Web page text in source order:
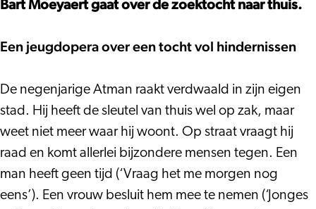
Reisopera
en
Reisopera
Bart Moeyaert gaat over de zoektocht naar thuis.
Een jeugdopera over een tocht vol hindernissen
De negenjarige Atman raakt verdwaald in zijn eigen
stad. Hij heeft de sleutel van thuis wel op zak, maar
weet niet meer waar hij woont. Op straat vraagt hij
raad en komt allerlei bijzondere mensen tegen. Een
man heeft geen tijd (‘Vraag het me morgen nog
eens’). Een vrouw besluit hem mee te nemen (‘Jonges